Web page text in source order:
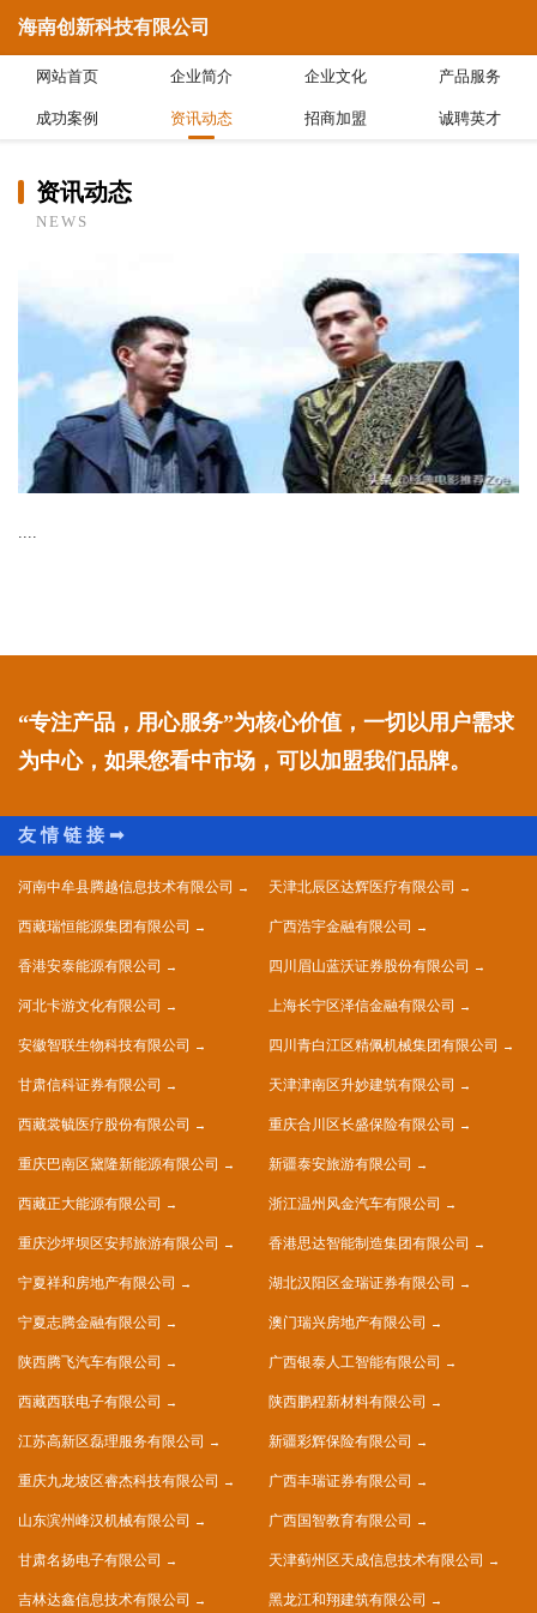
海南创新科技有限公司
网站首页 企业简介 企业文化 产品服务
成功案例 资讯动态 招商加盟 诚聘英才
资讯动态
NEWS
....
“专注产品，用心服务”为核心价值，一切以用户需求
为中心，如果您看中市场，可以加盟我们品牌。
河南中牟县腾越信息技术有限公司 天津北辰区达辉医疗有限公司
西藏瑞恒能源集团有限公司 广西浩宇金融有限公司
香港安泰能源有限公司 四川眉山蓝沃证券股份有限公司
河北卡游文化有限公司 上海长宁区泽信金融有限公司
安徽智联生物科技有限公司 四川青白江区精佩机械集团有限公司
甘肃信科证券有限公司 天津津南区升妙建筑有限公司
西藏裳毓医疗股份有限公司 重庆合川区长盛保险有限公司
重庆巴南区黛隆新能源有限公司 新疆泰安旅游有限公司
西藏正大能源有限公司 浙江温州风金汽车有限公司
重庆沙坪坝区安邦旅游有限公司 香港思达智能制造集团有限公司
宁夏祥和房地产有限公司 湖北汉阳区金瑞证券有限公司
宁夏志腾金融有限公司 澳门瑞兴房地产有限公司
陕西腾飞汽车有限公司 广西银泰人工智能有限公司
西藏西联电子有限公司 陕西鹏程新材料有限公司
江苏高新区磊理服务有限公司 新疆彩辉保险有限公司
重庆九龙坡区睿杰科技有限公司 广西丰瑞证券有限公司
山东滨州峰汉机械有限公司 广西国智教育有限公司
甘肃名扬电子有限公司 天津蓟州区天成信息技术有限公司
吉林达鑫信息技术有限公司 黑龙江和翔建筑有限公司